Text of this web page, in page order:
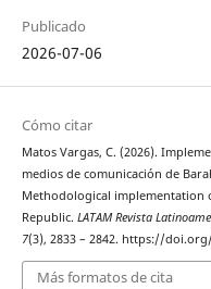
Publicado
2026-07-06
Cómo citar
Matos Vargas, C. (2026).
medios de comunicación de
Methodological implementation
Republic. LATAM Revista
7(3), 2833 – 2842. https://
Más formatos de cita